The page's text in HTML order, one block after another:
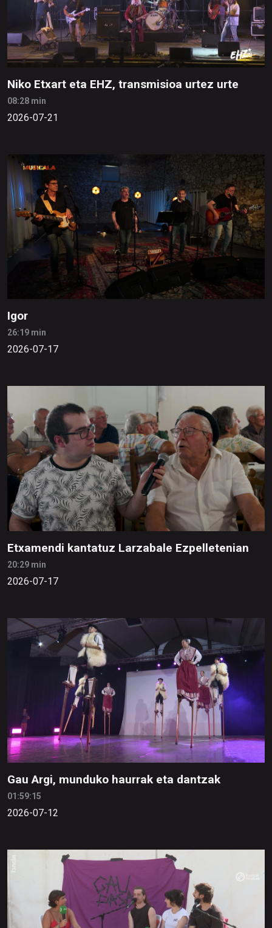
Niko Etxart eta EHZ, transmisioa urtez urte
08:28 min
2026-07-21
Igor
26:19 min
2026-07-17
Etxamendi kantatuz Larzabale Ezpelletenian
20:29 min
2026-07-17
Gau Argi, munduko haurrak eta dantzak
01:59:15
2026-07-12